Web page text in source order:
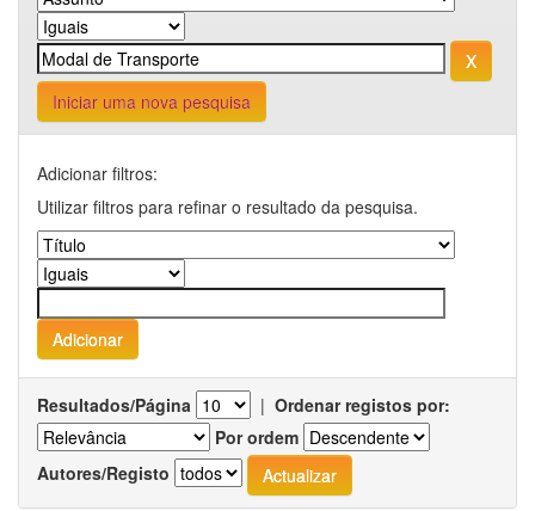
Iniciar uma nova pesquisa
Adicionar filtros:
Utilizar filtros para refinar o resultado da pesquisa.
Resultados/Página | Ordenar registos por:
Por ordem
Autores/Registo